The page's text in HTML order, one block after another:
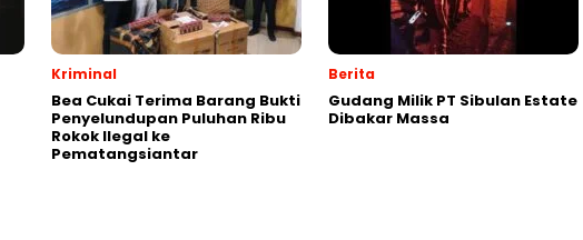
Kriminal
Bea Cukai Terima Barang Bukti
Penyelundupan Puluhan Ribu
Rokok Ilegal ke
Pematangsiantar
Berita
Gudang Milik PT Sibulan Estate
Dibakar Massa